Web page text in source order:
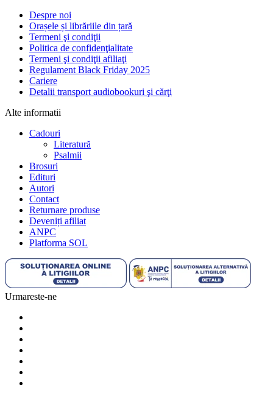
Despre noi
Orașele și librăriile din țară
Termeni şi condiţii
Politica de confidenţialitate
Termeni şi condiţii afiliaţi
Regulament Black Friday 2025
Cariere
Detalii transport audiobookuri şi cărţi
Alte informatii
Cadouri
Literatură
Psalmii
Brosuri
Edituri
Autori
Contact
Returnare produse
Deveniți afiliat
ANPC
Platforma SOL
Urmareste-ne